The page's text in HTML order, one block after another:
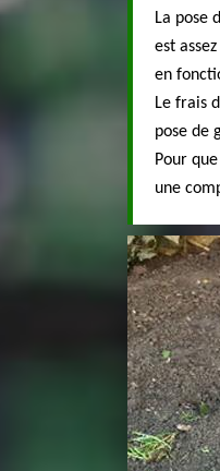
La pose
est
en
Le frais
pose de
Pour
une